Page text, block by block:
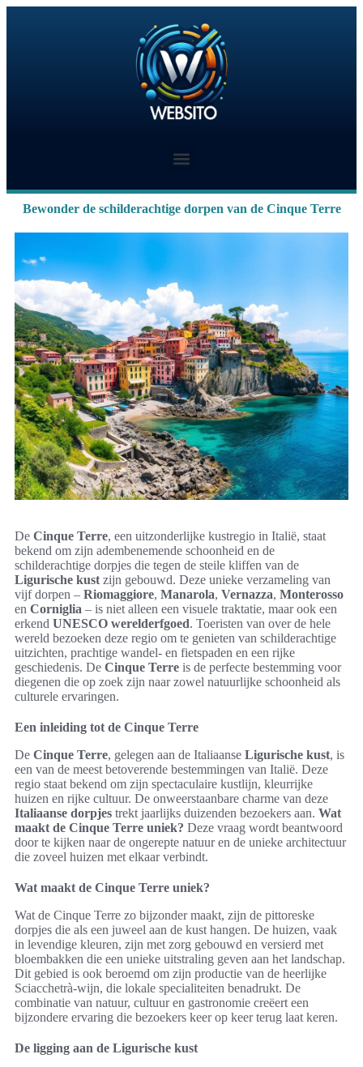
Bewonder de schilderachtige dorpen van de Cinque Terre
De Cinque Terre, een uitzonderlijke kustregio in Italië, staat
bekend om zijn adembenemende schoonheid en de
schilderachtige dorpjes die tegen de steile kliffen van de
Ligurische kust zijn gebouwd. Deze unieke verzameling van
vijf dorpen – Riomaggiore, Manarola, Vernazza, Monterosso
en Corniglia – is niet alleen een visuele traktatie, maar ook een
erkend UNESCO werelderfgoed. Toeristen van over de hele
wereld bezoeken deze regio om te genieten van schilderachtige
uitzichten, prachtige wandel- en fietspaden en een rijke
geschiedenis. De Cinque Terre is de perfecte bestemming voor
diegenen die op zoek zijn naar zowel natuurlijke schoonheid als
culturele ervaringen.
Een inleiding tot de Cinque Terre
De Cinque Terre, gelegen aan de Italiaanse Ligurische kust, is
een van de meest betoverende bestemmingen van Italië. Deze
regio staat bekend om zijn spectaculaire kustlijn, kleurrijke
huizen en rijke cultuur. De onweerstaanbare charme van deze
Italiaanse dorpjes trekt jaarlijks duizenden bezoekers aan. Wat
maakt de Cinque Terre uniek? Deze vraag wordt beantwoord
door te kijken naar de ongerepte natuur en de unieke architectuur
die zoveel huizen met elkaar verbindt.
Wat maakt de Cinque Terre uniek?
Wat de Cinque Terre zo bijzonder maakt, zijn de pittoreske
dorpjes die als een juweel aan de kust hangen. De huizen, vaak
in levendige kleuren, zijn met zorg gebouwd en versierd met
bloembakken die een unieke uitstraling geven aan het landschap.
Dit gebied is ook beroemd om zijn productie van de heerlijke
Sciacchetrà-wijn, die lokale specialiteiten benadrukt. De
combinatie van natuur, cultuur en gastronomie creëert een
bijzondere ervaring die bezoekers keer op keer terug laat keren.
De ligging aan de Ligurische kust